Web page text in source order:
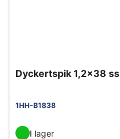
Dyckertspik 1,2x38 ss
1HH-B1838
I lager